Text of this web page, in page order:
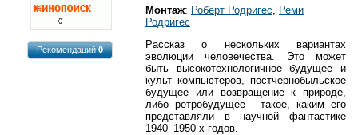
Рекомендаций0
Монтаж: Роберт Родригес
Реми
Родригес
Рассказ о нескольких вариантах
эволюции человечества. Это может
быть высокотехнологичное будущее и
культ компьютеров, постчернобыльское
будущее или возвращение к природе,
либо ретробудущее - такое, каким его
представляли в научной фантастике
1940–1950-х годов.